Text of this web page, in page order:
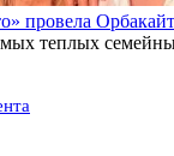
провела
теплых